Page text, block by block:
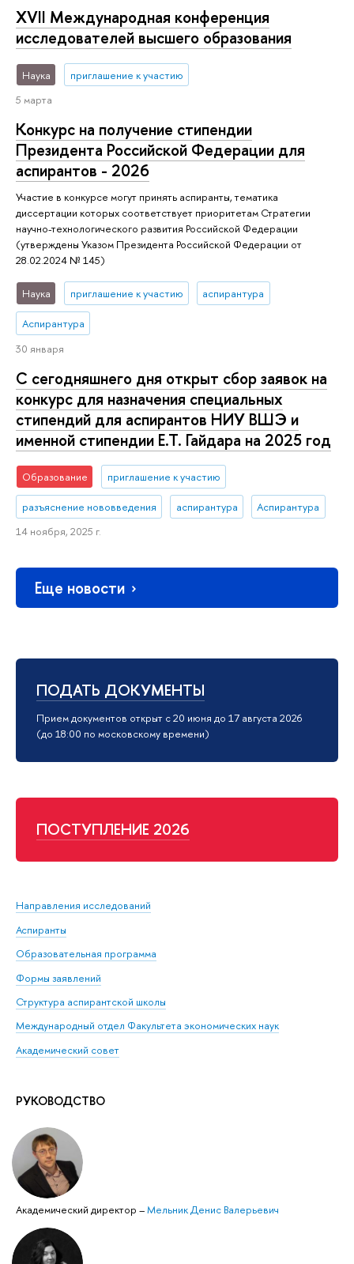
ПОДАТЬ ДОКУМЕНТЫ
Прием документов открыт с 20 июня до 17 августа 2026
(до 18:00 по московскому времени)
ПОСТУПЛЕНИЕ 2026
Направления исследований
Аспиранты
Образовательная программа
Формы заявлений
Структура аспирантской школы
Международный отдел Факультета экономических наук
Академический совет
РУКОВОДСТВО
Академический директор –Мельник Денис Валерьевич
XVII Международная конференция
исследователей высшего образования
Наука
приглашение к участию
5 марта
Конкурс на получение стипендии
Президента Российской Федерации для
аспирантов - 2026
Участие в конкурсе могут принять аспиранты, тематика
диссертации которых соответствует приоритетам Стратегии
научно-технологического развития Российской Федерации
(утверждены Указом Президента Российской Федерации от
28.02.2024 № 145)
Наука приглашение к участию аспирантура
Аспирантура
30 января
С сегодняшнего дня открыт сбор заявок на
конкурс для назначения специальных
стипендий для аспирантов НИУ ВШЭ и
именной стипендии Е.Т. Гайдара на 2025 год
Образование приглашение к участию
разъяснение нововведения аспирантура
Аспирантура
14 ноября, 2025 г.
Еще новости